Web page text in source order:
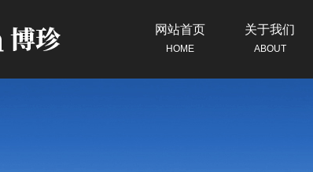
网站首页
HOME
关于我们
ABOUT